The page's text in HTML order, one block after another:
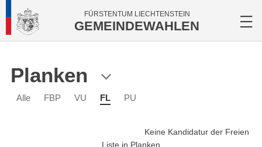
FÜRSTENTUM LIECHTENSTEIN
GEMEINDEWAHLEN
Planken
Alle FBP VU FL PU
Keine Kandidatur der Freien
Liste in Planken